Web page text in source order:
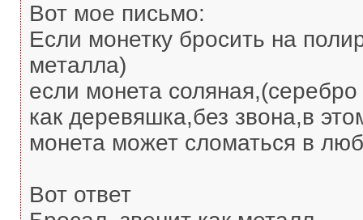
Вот мое письмо:
Если монетку бросить на
металла)
если монета
как деревяшка,без звона,в
монета может сломаться в
Вот ответ